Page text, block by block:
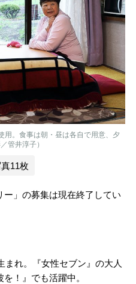
用。食事は朝・昼は各自で用意、夕
管井淳子）
11枚
」の募集は現在終了してい
まれ。『女性セブン』の大人
！』でも活躍中。